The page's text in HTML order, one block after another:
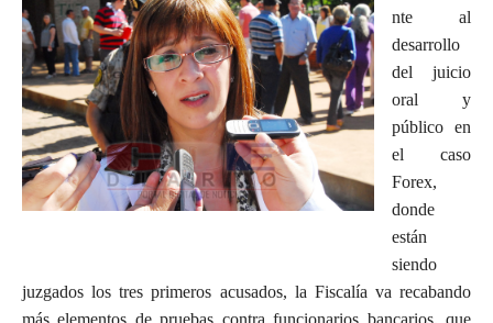
nte al
desarrollo
del juicio
oral y
público en
el caso
Forex,
donde
están
siendo
juzgados los tres primeros acusados, la Fiscalía va recabando
más elementos de pruebas contra funcionarios bancarios, que